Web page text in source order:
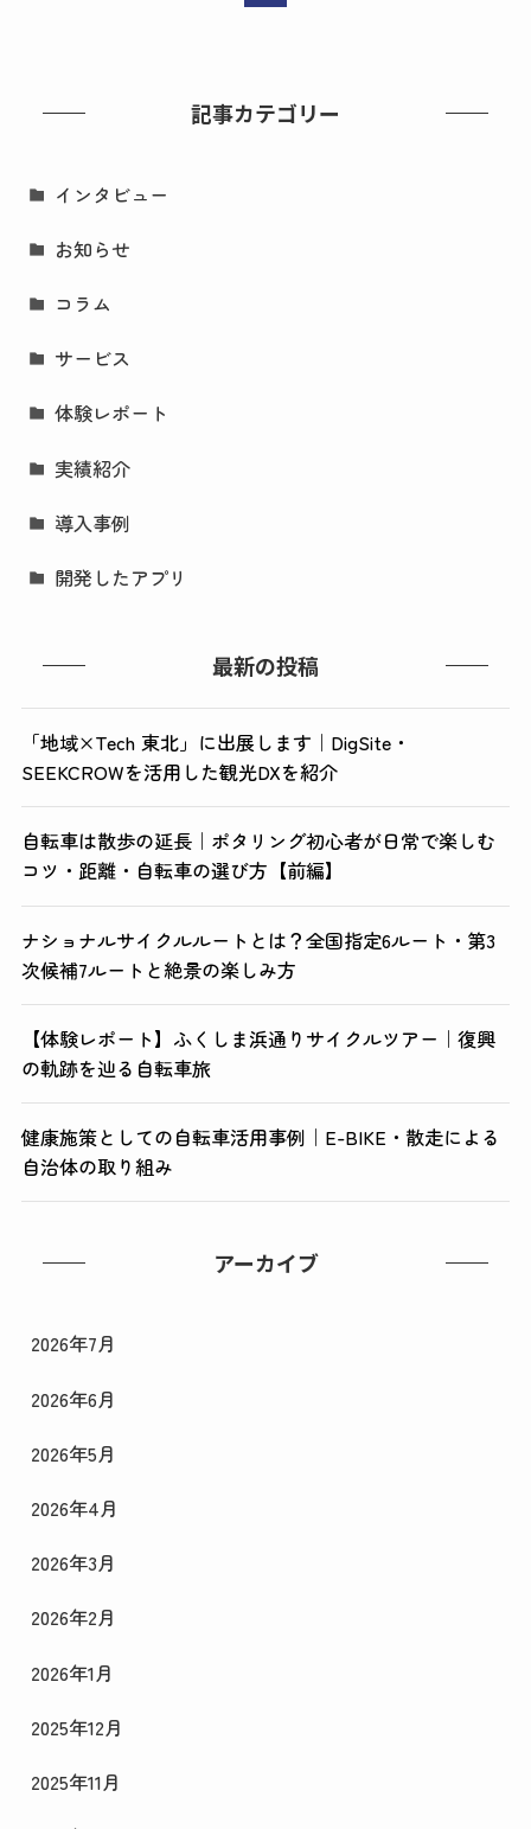
記事カテゴリー
インタビュー
お知らせ
コラム
サービス
体験レポート
実績紹介
導入事例
開発したアプリ
最新の投稿
「地域×Tech 東北」に出展します｜DigSite・
SEEKCROWを活用した観光DXを紹介
自転車は散歩の延長｜ポタリング初心者が日常で楽しむ
コツ・距離・自転車の選び方【前編】
ナショナルサイクルルートとは？全国指定6ルート・第3
次候補7ルートと絶景の楽しみ方
【体験レポート】ふくしま浜通りサイクルツアー｜復興
の軌跡を辿る自転車旅
健康施策としての自転車活用事例｜E-BIKE・散走による
自治体の取り組み
アーカイブ
2026年7月
2026年6月
2026年5月
2026年4月
2026年3月
2026年2月
2026年1月
2025年12月
2025年11月